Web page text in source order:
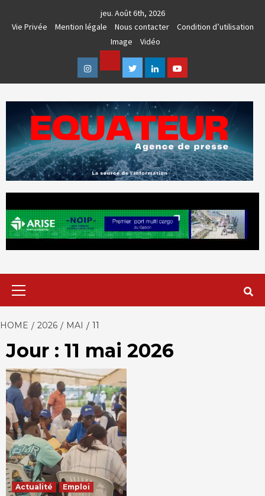
jeu. Août 6th, 2026
Vie Privée
Mention légale Nous contacter
Condition d’utilisation
Image
Vidéo
Instagram
Facebook
TwitterLinkedinYoutube
EQUATEUR
HOME 2026 MAI 11
Jour : 11 mai 2026
Actualité Emploi